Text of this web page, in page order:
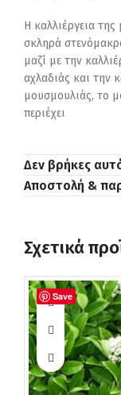
Η καλλιέργεια
σκληρά
μαζί με την
αχλαδιάς και την
μουσμουλιάς, το
περιέχει
Δεν βρήκες
Αποστολή &
Σχετικά
Save